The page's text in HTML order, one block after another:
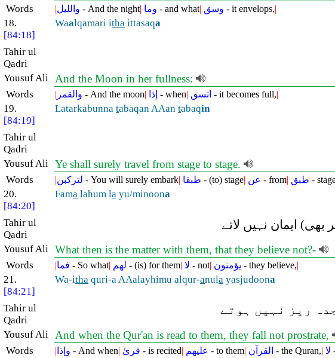
Words |والليل - And the night| وما - and what| وسق - it envelops,|
18.
[84:18]
Waalqamari itha ittasaqa
Tahir ul
Qadri
Yousuf Ali And the Moon in her fullness:
Words | والقمر - And the moon| إذا - when| اتسق - it becomes full,|
19.
[84:19]
Latarkabunna tabaqan AAan tabaqin
Tahir ul
Qadri
Yousuf Ali Ye shall surely travel from stage to stage.
Words |لتركبن - You will surely embark| طبقا - (to) stage| عن - from| طبق -
20.
[84:20]
Fama lahum la yu/minoona
Tahir ul
Qadri
ایمان نہیں لاتے
Yousuf Ali What then is the matter with them, that they believe not?-
Words |فما - So what| لهم - (is) for them| لا - not| يؤمنون - they believe,|
21.
[84:21]
Wa-itha quri-a AAalayhimu alqur-anula yasjudoona
Tahir ul
Qadri
ریز نہیں ہوتے
Yousuf Ali And when the Qur'an is read to them, they fall not prostrate,
Words | وإذا - And when| قرئ - is recited| عليهم - to them| القرآن - the Quran,| لا